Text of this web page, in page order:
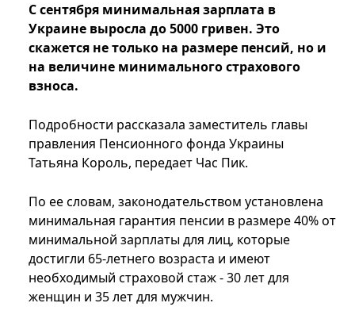
С сентября минимальная зарплата в
Украине выросла до 5000 гривен. Это
скажется не только на размере пенсий, но и
на величине минимального страхового
взноса.
Подробности рассказала заместитель главы
правления Пенсионного фонда Украины
Татьяна Король, передает Час Пик.
По ее словам, законодательством установлена
минимальная гарантия пенсии в размере 40% от
минимальной зарплаты для лиц, которые
достигли 65-летнего возраста и имеют
необходимый страховой стаж - 30 лет для
женщин и 35 лет для мужчин.